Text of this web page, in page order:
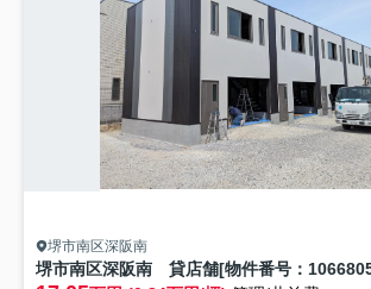
堺市南区深阪南
堺市南区深阪南 貸店舗[物件番号：